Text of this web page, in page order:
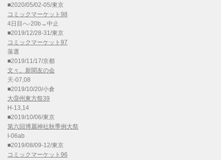
■2020/05/02-05/東京
コミックマーケット98
4日目へ-20b→中止
■2019/12/28-31/東京
コミックマーケット97
落選
■2019/11/17/京都
文々。新聞友の会
天-07,08
■2019/10/20/小倉
大⑨州東方祭39
H-13,14
■2019/10/06/東京
第六回博麗神社秋季例大祭
I-06ab
■2019/08/09-12/東京
コミックマーケット96